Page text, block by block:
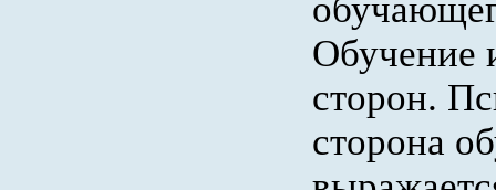
Обучение
сторон.
сторона